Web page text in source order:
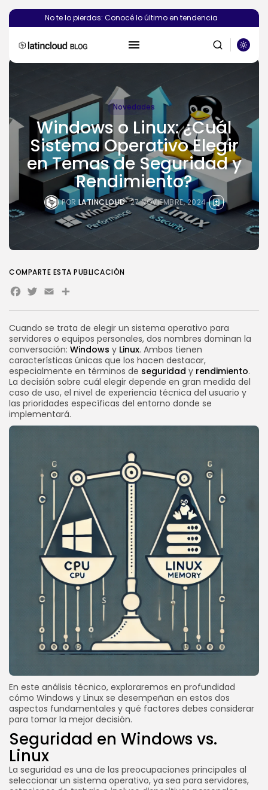
No te lo pierdas: Conocé lo último en tendencia
BUSCAR
PUBLICACIONES RECIENTES
Novedades
¿Deberías crear el sitio web de...
PORSEBASTIÁN PINEDA 23 JULIO, 2026
Novedades
WooCommerce en VPS:
rendimiento, velocidad y...
POR SEBASTIÁN PINEDA 21 JULIO, 2026
CATEGORÍAS DE TENDENCIA
Tutoriales
112 Artículos
Marketing Online
37 Artículos
33 Artículos
Negocios
33 Artículos
SEGUINOS
Novedades
Windows o Linux: ¿Cuál
Sistema Operativo Elegir
en Temas de Seguridad y
Rendimiento?
POR LATINCLOUD 27 NOVIEMBRE, 2024
Cuando se trata de elegir un sistema operativo para
servidores o equipos personales, dos nombres dominan la
conversación: Windows y Linux. Ambos tienen
características únicas que los hacen destacar,
especialmente en términos de seguridad y rendimiento.
La decisión sobre cuál elegir depende en gran medida del
caso de uso, el nivel de experiencia técnica del usuario y
las prioridades específicas del entorno donde se
implementará.
En este análisis técnico, exploraremos en profundidad
cómo Windows y Linux se desempeñan en estos dos
aspectos fundamentales y qué factores debes considerar
para tomar la mejor decisión.
Seguridad en Windows vs.
Linux
La seguridad es una de las preocupaciones principales al
seleccionar un sistema operativo, ya sea para servidores,
COMPARTE ESTA PUBLICACIÓN
Facebook
Twitter
EmailShare